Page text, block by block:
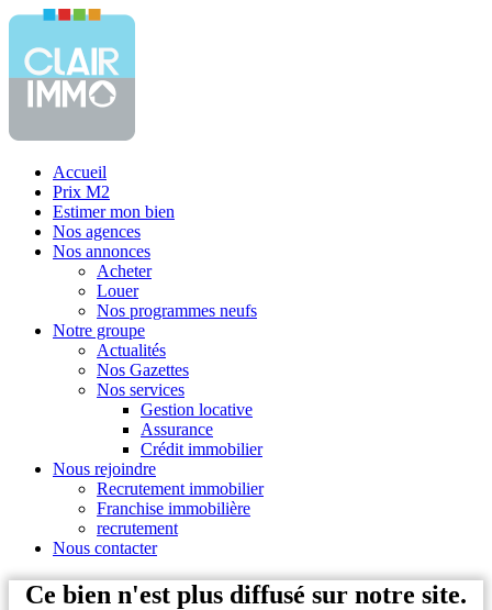
Accueil
Prix M2
Estimer mon bien
Nos agences
Nos annonces
Acheter
Louer
Nos programmes neufs
Notre groupe
Actualités
Nos Gazettes
Nos services
Gestion locative
Assurance
Crédit immobilier
Nous rejoindre
Recrutement immobilier
Franchise immobilière
recrutement
Nous contacter
Ce bien n'est plus diffusé sur notre site.